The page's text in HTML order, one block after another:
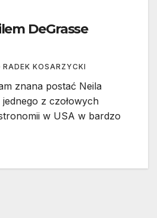
DeGrasse
RADEK KOSARZYCKI
znana postać Neila
jednego z czołowych
w USA w bardzo